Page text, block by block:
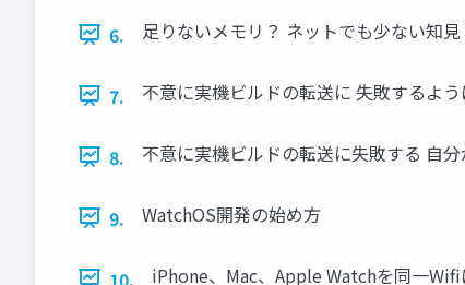
6. 足りないメモリ？ ネットでも少ない知
7. 不意に実機ビルドの転送に 失敗するよう
8. 不意に実機ビルドの転送に失敗する 自
9. WatchOS開発の始め方
10.
iPhone、Mac、Apple Watchを同一